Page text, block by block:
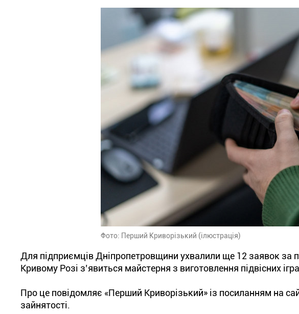
Фото: Перший Криворізький (ілюстрація)
Для підприємців Дніпропетровщини ухвалили ще 12 заявок за
Кривому Розі з’явиться майстерня з виготовлення підвісних
Про це повідомляє «Перший Криворізький» із посиланням на
зайнятості.